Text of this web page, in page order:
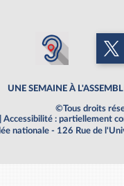
UNE SEMAINE À
©Tous droits
Accessibilité : partiellement
nationale - 126 Rue de